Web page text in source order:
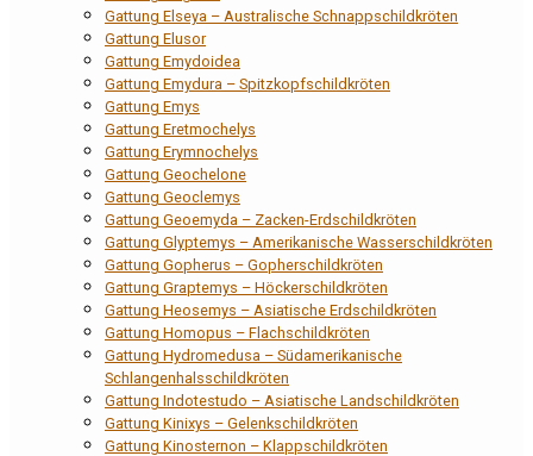
Gattung Elseya – Australische Schnappschildkröten
Gattung Elusor
Gattung Emydoidea
Gattung Emydura – Spitzkopfschildkröten
Gattung Emys
Gattung Eretmochelys
Gattung Erymnochelys
Gattung Geochelone
Gattung Geoclemys
Gattung Geoemyda – Zacken-Erdschildkröten
Gattung Glyptemys – Amerikanische Wasserschildkröten
Gattung Gopherus – Gopherschildkröten
Gattung Graptemys – Höckerschildkröten
Gattung Heosemys – Asiatische Erdschildkröten
Gattung Homopus – Flachschildkröten
Gattung Hydromedusa – Südamerikanische
Schlangenhalsschildkröten
Gattung Indotestudo – Asiatische Landschildkröten
Gattung Kinixys – Gelenkschildkröten
Gattung Kinosternon – Klappschildkröten